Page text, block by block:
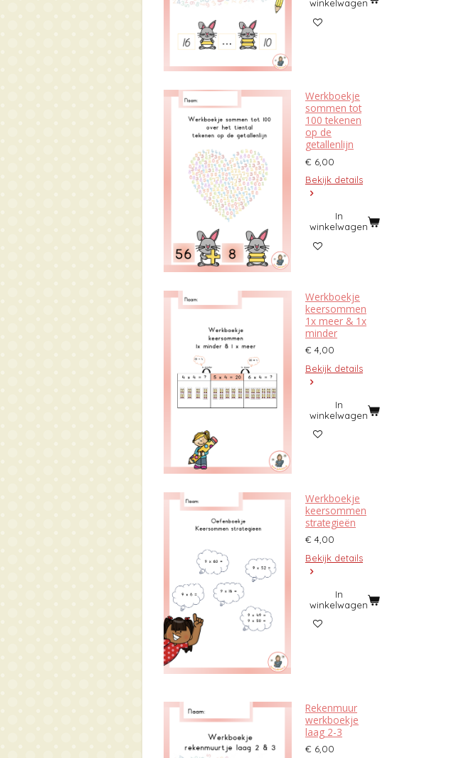
winkelwagen
Werkboekje
sommen tot
100 tekenen
op de
getallenlijn
€ 6,00
Bekijk details
In
winkelwagen
Werkboekje
keersommen
1x meer & 1x
minder
€ 4,00
Bekijk details
In
winkelwagen
Werkboekje
keersommen
strategieën
€ 4,00
Bekijk details
In
winkelwagen
Rekenmuur
werkboekje
laag 2-3
€ 6,00